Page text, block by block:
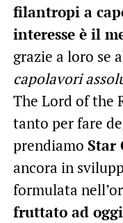
filantropi a
interesse è il
grazie a loro se
capolavori
The Lord of the
tanto per fare
prendiamo Star
ancora in
formulata
fruttato ad